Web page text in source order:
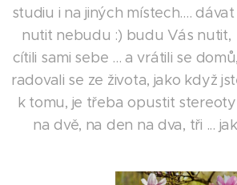
studiu i na jiných místech....
nutit nebudu :) budu Vás nutit,
cítili sami sebe ... a vrátili se
radovali se ze života, jako když
k tomu, je třeba opustit
na dvě, na den na dva, tři ...